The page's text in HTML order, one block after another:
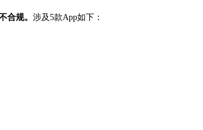
合规。 涉及5款App如下：